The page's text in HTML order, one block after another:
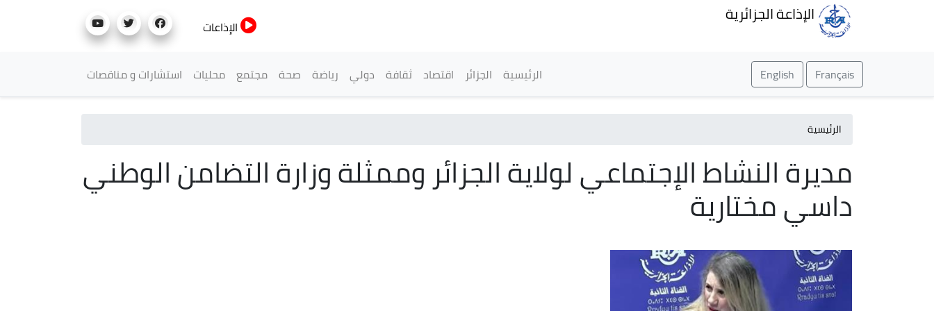
الإذاعة الجزائرية
الإذاعات
Français
English القائمة الرئيسية
الرئيسية الجزائر اقتصاد ثقافة دولي رياضة صحة مجتمع محليات استشارات و مناقصات
الرئيسية
مديرة النشاط الإجتماعي لولاية الجزائر وممثلة وزارة التضامن الوطني
داسي مختارية